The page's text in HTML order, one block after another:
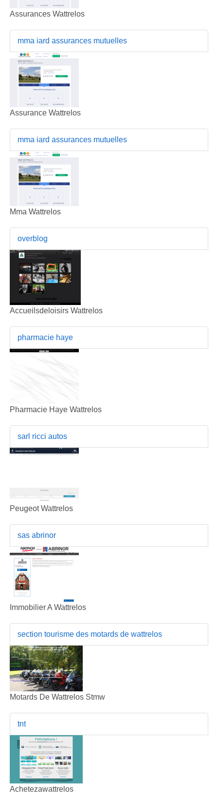
Assurances Wattrelos
mma iard assurances mutuelles
Assurance Wattrelos
mma iard assurances mutuelles
Mma Wattrelos
overblog
Accueilsdeloisirs Wattrelos
pharmacie haye
Pharmacie Haye Wattrelos
sarl ricci autos
Peugeot Wattrelos
sas abrinor
Immobilier A Wattrelos
section tourisme des motards de wattrelos
Motards De Wattrelos Stmw
tnt
Achetezawattrelos